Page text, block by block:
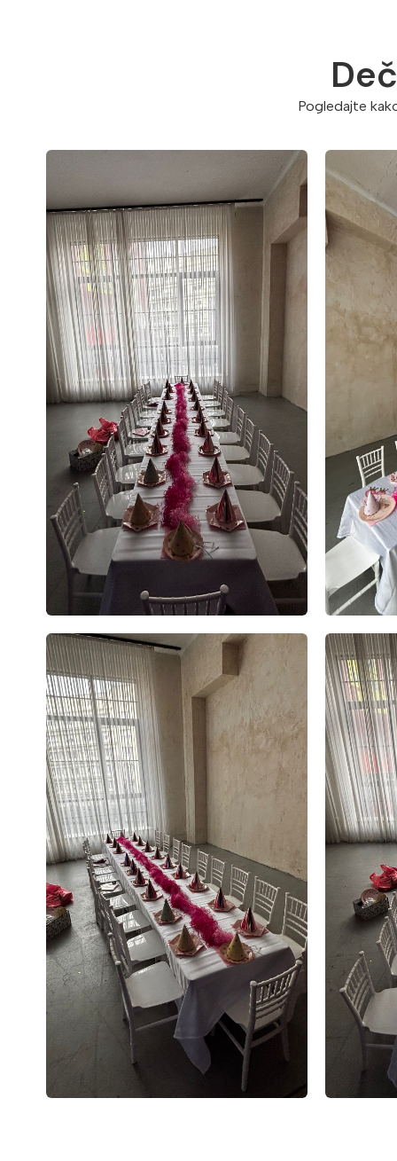
Pogledajte